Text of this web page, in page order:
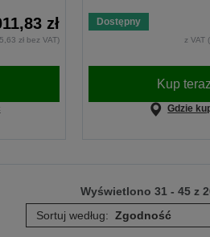
zł
zł bez VAT)
Dostępny
z VAT
Kup teraz
Gdzie
Wyświetlono 31 - 45 z
Sortuj według: